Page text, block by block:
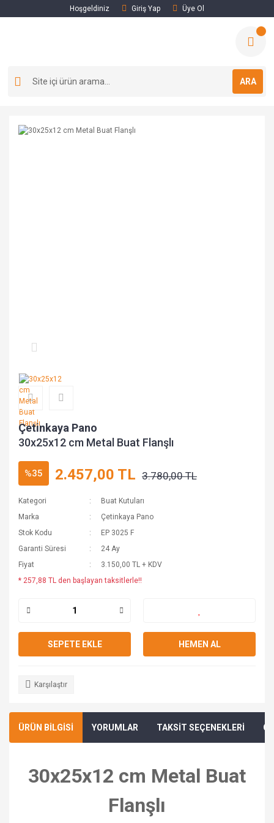
Hoşgeldiniz Giriş Yap Üye Ol
ARA
Çetinkaya Pano
30x25x12 cm Metal Buat Flanşlı
%35 2.457,00 TL 3.780,00 TL
Kategori
Buat Kutuları
Marka
Çetinkaya Pano
Stok Kodu
EP 3025 F
Garanti Süresi
24 Ay
Fiyat
3.150,00 TL + KDV
* 257,88 TL den başlayan taksitlerle!!
SEPETE EKLE HEMEN AL
Karşılaştır
ÜRÜN BİLGİSİ YORUMLAR TAKSİT SEÇENEKLERİ
30x25x12 cm Metal Buat
Flanşlı